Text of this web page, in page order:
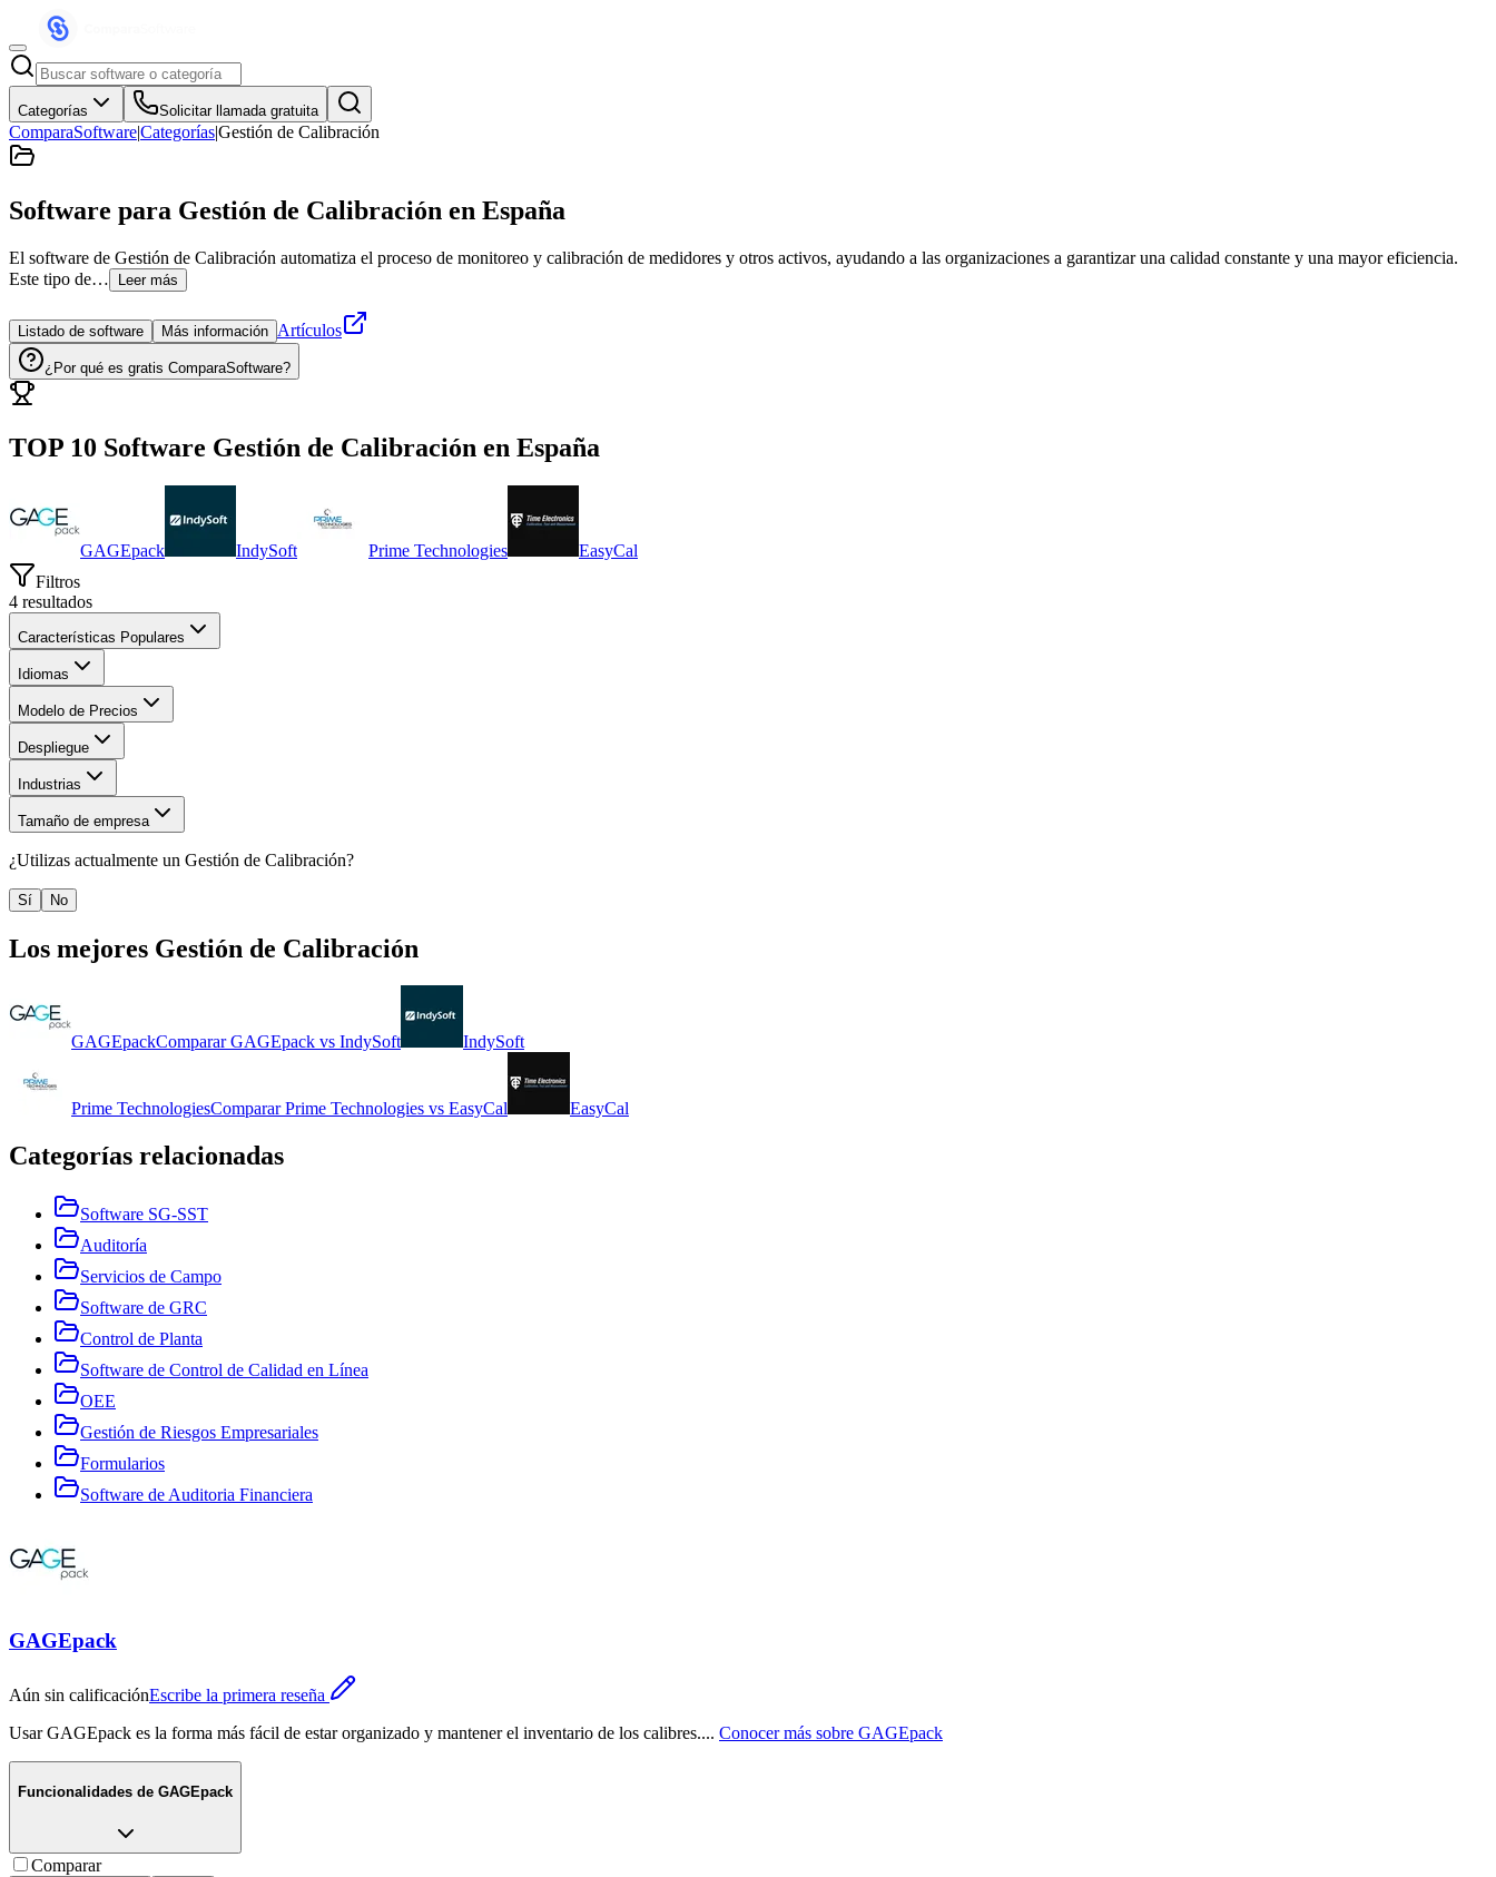
Categorías Solicitar llamada gratuita
ComparaSoftware|Categorías|Gestión de Calibración
Software para Gestión de Calibración en España
El software de Gestión de Calibración automatiza el proceso de monitoreo y calibración de medidores y otros activos, ayudando a las organizaciones a garantizar una calidad constante y una mayor eficiencia.
Este tipo de…
Leer más
Listado de software Más información Artículos
¿Por qué es gratis ComparaSoftware?
TOP 10 Software Gestión de Calibración en España
GAGEpack IndySoft Prime Technologies
EasyCal
Filtros
4 resultados
Características Populares
Idiomas
Modelo de Precios
Despliegue
Industrias
Tamaño de empresa
¿Utilizas actualmente un Gestión de Calibración?
Sí No
Los mejores Gestión de Calibración
GAGEpackComparar GAGEpack vs IndySoft IndySoft
Prime TechnologiesComparar Prime Technologies vs EasyCal EasyCal
Categorías relacionadas
Software SG-SST
Auditoría
Servicios de Campo
Software de GRC
Control de Planta
Software de Control de Calidad en Línea
OEE
Gestión de Riesgos Empresariales
Formularios
Software de Auditoria Financiera
GAGEpack
Aún sin calificaciónEscribe la primera reseña
Usar GAGEpack es la forma más fácil de estar organizado y mantener el inventario de los calibres.... Conocer más sobre GAGEpack
Funcionalidades de GAGEpack
Comparar